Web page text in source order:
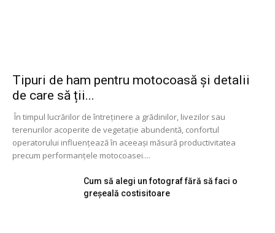
Tipuri de ham pentru motocoasă și detalii
de care să ții...
În timpul lucrărilor de întreținere a grădinilor, livezilor sau
terenurilor acoperite de vegetație abundentă, confortul
operatorului influențează în aceeași măsură productivitatea
precum performanțele motocoasei....
Cum să alegi un fotograf fără să faci o
greșeală costisitoare